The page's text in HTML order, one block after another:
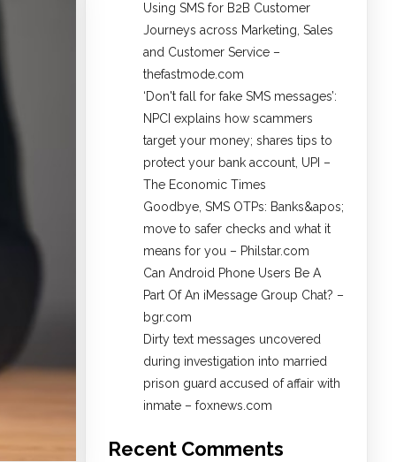
Using SMS for B2B Customer
Journeys across Marketing, Sales
and Customer Service –
thefastmode.com
​‘Don't fall for fake SMS messages’:
NPCI explains how scammers
target your money; shares tips to
protect your bank account, UPI​ –
The Economic Times
Goodbye, SMS OTPs: Banks&apos;
move to safer checks and what it
means for you – Philstar.com
Can Android Phone Users Be A
Part Of An iMessage Group Chat? –
bgr.com
Dirty text messages uncovered
during investigation into married
prison guard accused of affair with
inmate – foxnews.com
Recent Comments